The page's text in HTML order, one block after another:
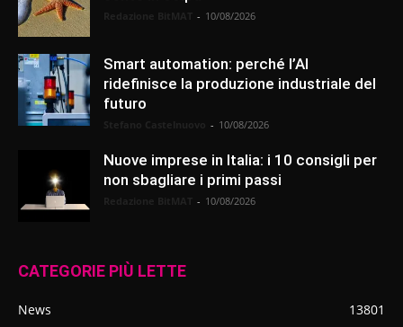
- 10/08/2026
Smart automation: perché l’AI
ridefinisce la produzione industriale del
futuro
- 10/08/2026
Nuove imprese in Italia: i 10 consigli per
non sbagliare i primi passi
- 10/08/2026
CATEGORIE PIÙ LETTE
News
13801